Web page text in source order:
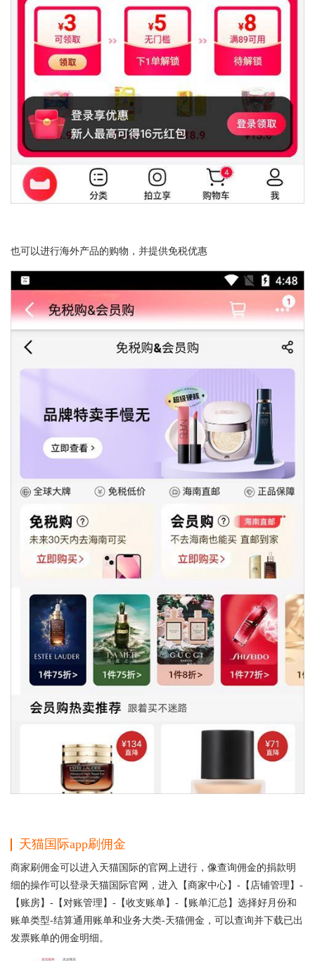
也可以进行海外产品的购物，并提供免税优惠
天猫国际app刷佣金
商家刷佣金可以进入天猫国际的官网上进行，像查询佣金的捐款明
细的操作可以登录天猫国际官网，进入【商家中心】-【店铺管理】-
【账房】-【对账管理】-【收支账单】-【账单汇总】选择好月份和
账单类型-结算通用账单和业务大类-天猫佣金，可以查询并下载已出
发票账单的佣金明细。